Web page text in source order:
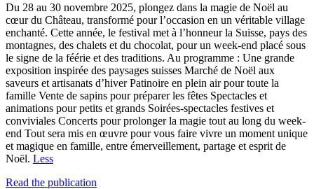
Du 28 au 30 novembre 2025, plongez dans la magie de Noël au
cœur du Château, transformé pour l’occasion en un véritable village
enchanté. Cette année, le festival met à l’honneur la Suisse, pays des
montagnes, des chalets et du chocolat, pour un week-end placé sous
le signe de la féérie et des traditions. Au programme : Une grande
exposition inspirée des paysages suisses Marché de Noël aux
saveurs et artisanats d’hiver Patinoire en plein air pour toute la
famille Vente de sapins pour préparer les fêtes Spectacles et
animations pour petits et grands Soirées-spectacles festives et
conviviales Concerts pour prolonger la magie tout au long du week-
end Tout sera mis en œuvre pour vous faire vivre un moment unique
et magique en famille, entre émerveillement, partage et esprit de
Noël. Less
Read the publication